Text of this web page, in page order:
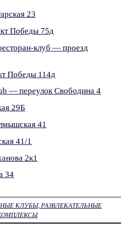
23
Победы 75д
клуб — проезд
Победы 114д
— переулок Свободина 4
29Б
41
41/1
2к1
34
КЛУБЫ, РАЗВЛЕКАТЕЛЬНЫЕ